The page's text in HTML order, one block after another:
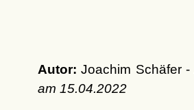
Autor: Joachim Schäfer -
am 15.04.2022